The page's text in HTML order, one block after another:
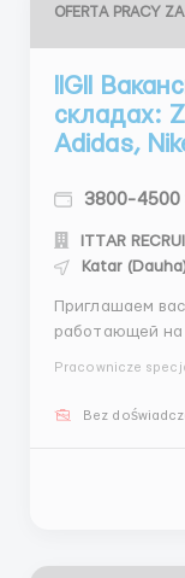
OFERTA PRACY
llGll
складах:
Adidas,
3800-4500
ITTAR
Katar
Приглашаем
работающей на
Nike, Puma и
Pracownicze
Bez